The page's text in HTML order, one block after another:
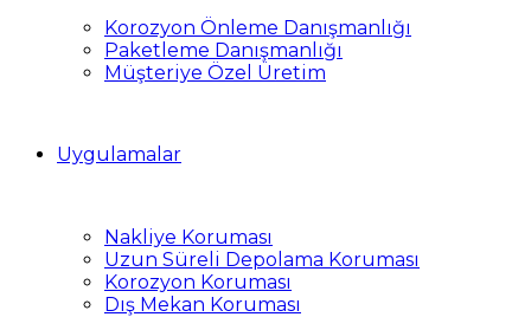
Korozyon Önleme Danışmanlığı
Paketleme Danışmanlığı
Müşteriye Özel Üretim
Uygulamalar
Nakliye Koruması
Uzun Süreli Depolama Koruması
Korozyon Koruması
Dış Mekan Koruması